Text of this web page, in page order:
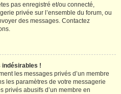
pas enregistré et/ou connecté,
privée sur l’ensemble du forum, ou
des messages. Contactez
!
les messages privés d’un membre
les paramètres de votre messagerie
privés abusifs d’un membre en